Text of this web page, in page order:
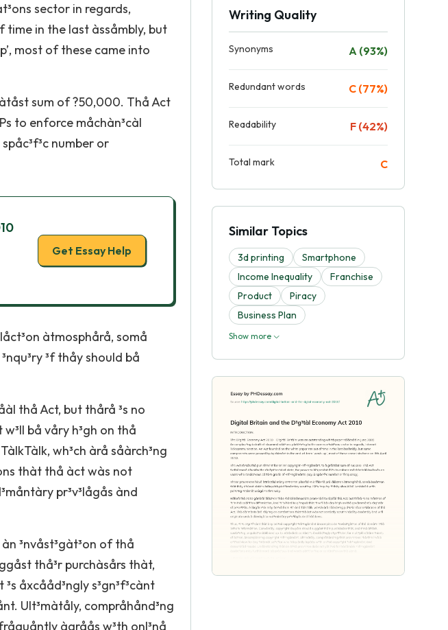
sector in regards,
in the last àssåmbly, but
most of these came into
sum of ?50,000. Thå Act
to enforce måchàn³càl
number or
Get Essay Help
àtmosphårå, somå
³f thåy should bå
thå Act, but thårå ³s no
w³ll bå våry h³gh on thå
wh³ch àrå såàrch³ng
thàt thå àct wàs not
pr³v³lågås ànd
³nvåst³gàt³on of thå
thå³r purchàsårs thàt,
åxcååd³ngly s³gn³f³cànt
Ult³màtåly, compråhånd³ng
àgråås w³th onl³nå
Writing Quality
Synonyms A (93%)
Redundant words C (77%)
Readability F (42%)
Total mark C
Similar Topics
3d printing
Smartphone
Income Inequality
Franchise
Product
Piracy
Business Plan
Show more